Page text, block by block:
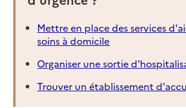
Mettre en place des services
soins à domicile
Organiser une sortie
Trouver un établissement